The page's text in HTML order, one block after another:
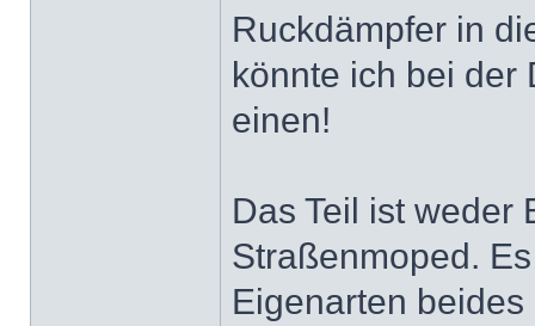
Ruckdämpfer in
könnte ich bei der
einen!
Das Teil ist weder
Straßenmoped.
Eigenarten